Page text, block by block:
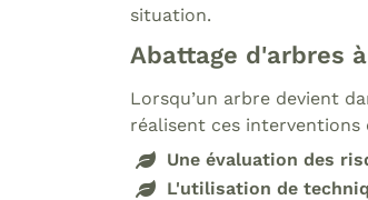
situation.
Abattage d'arbres
Lorsqu’un arbre devient
réalisent ces
Une évaluation des
L'utilisation de